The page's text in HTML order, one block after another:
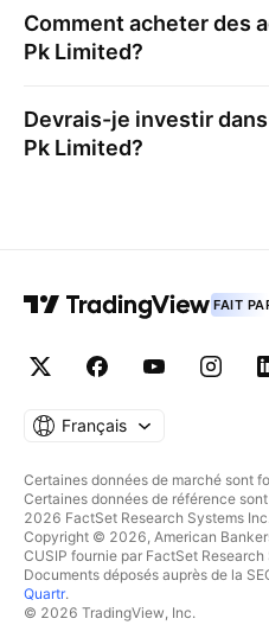
Comment acheter des
Pk Limited?
Devrais-je investir
Pk Limited?
FAIT
Français
Certaines données de marché sont
Certaines données de référence
2026 FactSet Research Systems
Copyright © 2026, American
CUSIP fournie par FactSet
Documents déposés auprès de la
Quartr.
© 2026 TradingView, Inc.